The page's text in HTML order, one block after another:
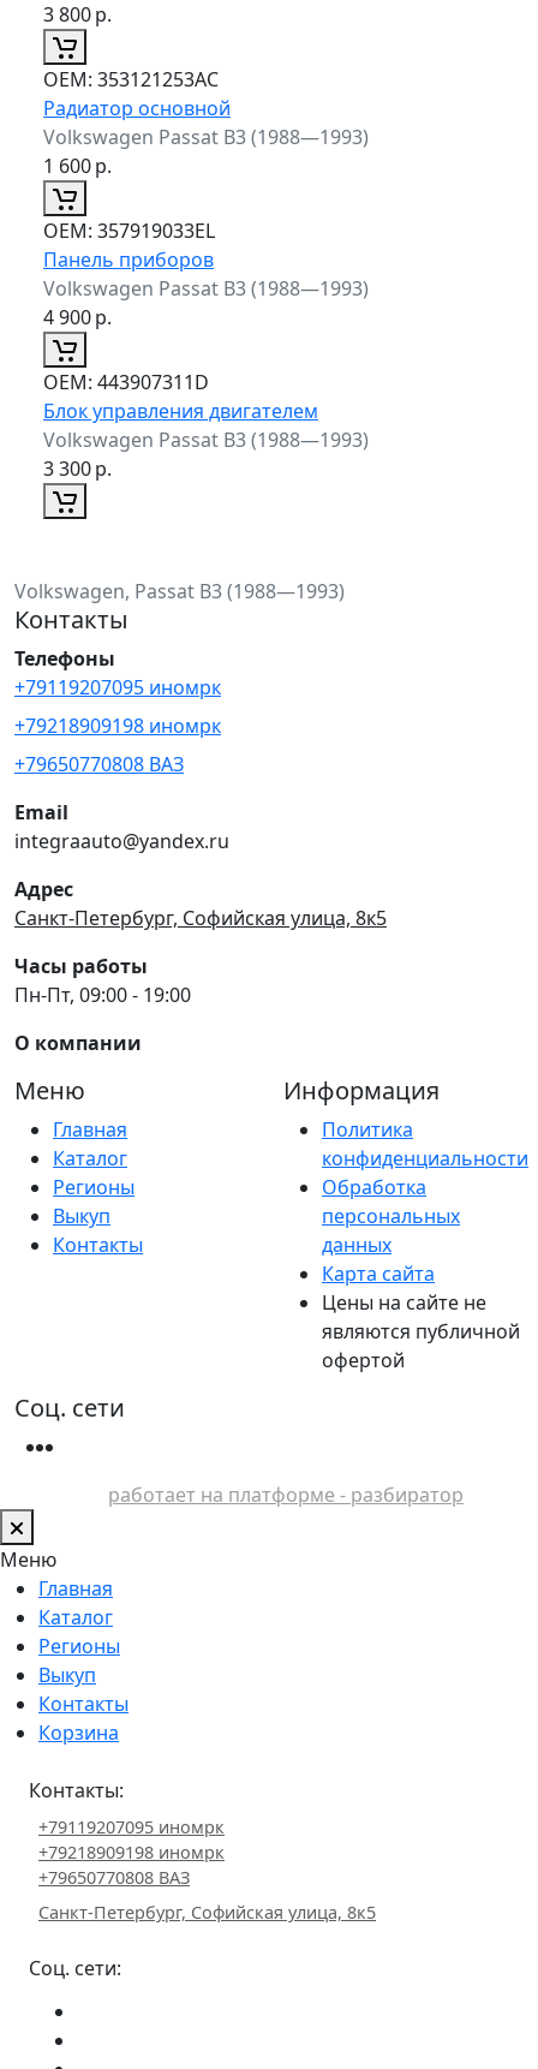
3 800р.
ОЕМ: 353121253AC
Радиатор основной
Volkswagen Passat B3 (1988—1993)
1 600р.
ОЕМ: 357919033EL
Панель приборов
Volkswagen Passat B3 (1988—1993)
4 900р.
ОЕМ: 443907311D
Блок управления двигателем
Volkswagen Passat B3 (1988—1993)
3 300р.
Volkswagen, Passat B3 (1988—1993)
Контакты
Телефоны
+79119207095 иномрк
+79218909198 иномрк
+79650770808 ВАЗ
Email
integraauto@yandex.ru
Адрес
Санкт-Петербург, Софийская улица, 8к5
Часы работы
Пн-Пт, 09:00 - 19:00
О компании
Меню
Главная
Каталог
Регионы
Выкуп
Контакты
Информация
Политика
конфиденциальности
Обработка
персональных
данных
Карта сайта
Цены на сайте не
являются публичной
офертой
Соц. сети
работает на платформе - разбиратор
Меню
Главная
Каталог
Регионы
Выкуп
Контакты
Корзина
Контакты:
+79119207095 иномрк
+79218909198 иномрк
+79650770808 ВАЗ
Санкт-Петербург, Софийская улица, 8к5
Соц. сети: